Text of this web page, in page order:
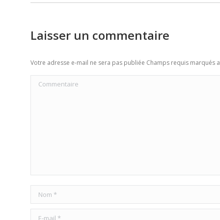
Laisser un commentaire
Votre adresse e-mail ne sera pas publiée Champs requis marqués
Commentaire
Nom *
E-mail *